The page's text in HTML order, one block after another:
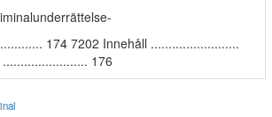
174 7202 Innehåll .........................
176